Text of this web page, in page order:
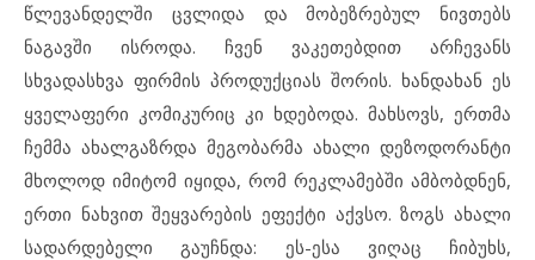
წლევანდელში ცვლიდა და მობეზრებულ ნივთებს
ნაგავში ისროდა. ჩვენ ვაკეთებდით არჩევანს
სხვადასხვა ფირმის პროდუქციას შორის. ხანდახან ეს
ყველაფერი კომიკურიც კი ხდებოდა. მახსოვს, ერთმა
ჩემმა ახალგაზრდა მეგობარმა ახალი დეზოდორანტი
მხოლოდ იმიტომ იყიდა, რომ რეკლამებში ამბობდნენ,
ერთი ნახვით შეყვარების ეფექტი აქვსო. ზოგს ახალი
სადარდებელი გაუჩნდა: ეს-ესა ვიღაც ჩიბუხს,